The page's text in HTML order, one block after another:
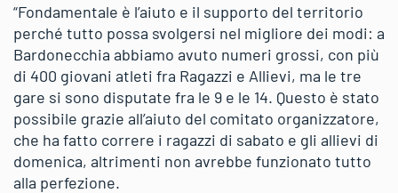
“Fondamentale è l’aiuto e il supporto del territorio
perché tutto possa svolgersi nel migliore dei modi: a
Bardonecchia abbiamo avuto numeri grossi, con più
di 400 giovani atleti fra Ragazzi e Allievi, ma le tre
gare si sono disputate fra le 9 e le 14. Questo è stato
possibile grazie all’aiuto del comitato organizzatore,
che ha fatto correre i ragazzi di sabato e gli allievi di
domenica, altrimenti non avrebbe funzionato tutto
alla perfezione.